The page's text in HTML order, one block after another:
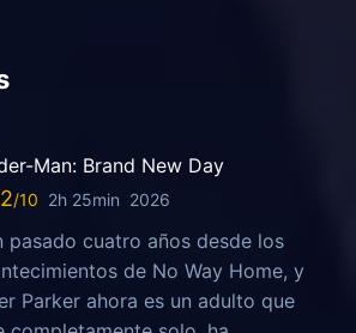
Man: Brand New Day
2h 25min 2026
pasado cuatro años desde los
de No Way Home, y
Parker ahora es un adulto que